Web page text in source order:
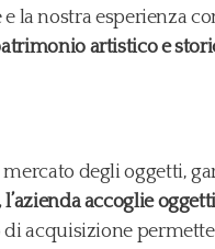
la nostra esperienza
artistico e
degli oggetti,
accoglie
di acquisizione